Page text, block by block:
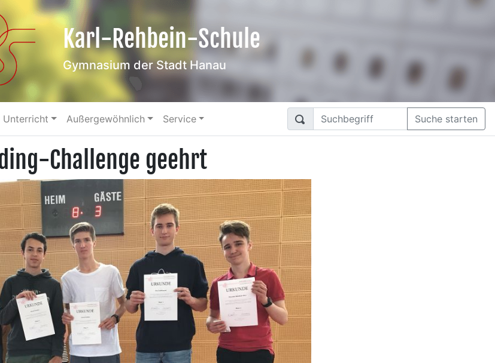
Karl-Rehbein-Schule
Gymnasium der Stadt Hanau
Unterricht Außergewöhnlich Service Suche starten
Challenge geehrt